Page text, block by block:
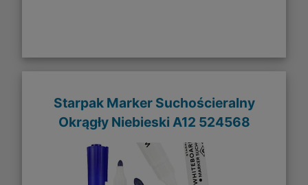
Starpak Marker Suchościeralny
Okrągły Niebieski A12 524568